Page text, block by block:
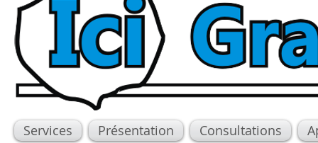
Services Présentation Consultations